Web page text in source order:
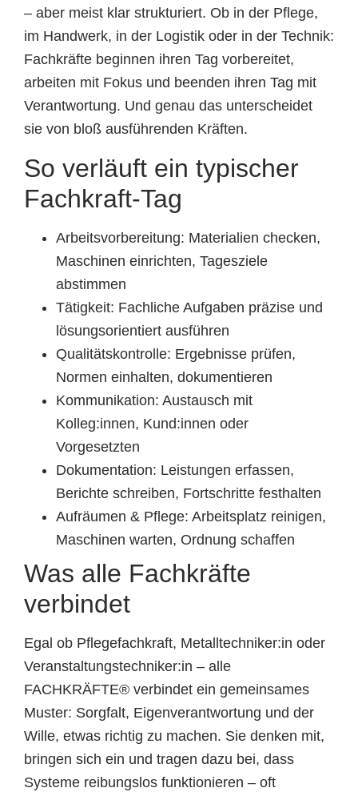
– aber meist klar strukturiert. Ob in der Pflege,
im Handwerk, in der Logistik oder in der Technik:
Fachkräfte beginnen ihren Tag vorbereitet,
arbeiten mit Fokus und beenden ihren Tag mit
Verantwortung. Und genau das unterscheidet
sie von bloß ausführenden Kräften.
So verläuft ein typischer
Fachkraft-Tag
Arbeitsvorbereitung: Materialien checken,
Maschinen einrichten, Tagesziele
abstimmen
Tätigkeit: Fachliche Aufgaben präzise und
lösungsorientiert ausführen
Qualitätskontrolle: Ergebnisse prüfen,
Normen einhalten, dokumentieren
Kommunikation: Austausch mit
Kolleg:innen, Kund:innen oder
Vorgesetzten
Dokumentation: Leistungen erfassen,
Berichte schreiben, Fortschritte festhalten
Aufräumen & Pflege: Arbeitsplatz reinigen,
Maschinen warten, Ordnung schaffen
Was alle Fachkräfte
verbindet
Egal ob Pflegefachkraft, Metalltechniker:in oder
Veranstaltungstechniker:in – alle
FACHKRÄFTE® verbindet ein gemeinsames
Muster: Sorgfalt, Eigenverantwortung und der
Wille, etwas richtig zu machen. Sie denken mit,
bringen sich ein und tragen dazu bei, dass
Systeme reibungslos funktionieren – oft